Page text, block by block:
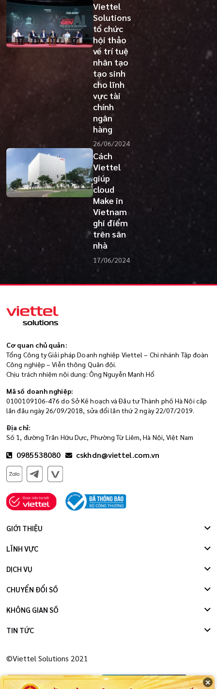
✕
Viettel
Solutions
tổ chức
hội thảo
về trí tuệ
nhân tạo
tạo sinh
cho lĩnh
vực tài
chính
ngân
hàng
26/06/2024
Cách
Viettel
giúp
cloud
Make in
Vietnam
ghi điểm
trên sân
nhà
17/06/2024
Cơ quan chủ quản:
Tổng Công ty Giải pháp Doanh nghiệp Viettel – Chi nhánh Tập đoàn
Công nghiệp – Viễn thông Quân đội.
Chịu trách nhiệm nội dung: Ông Nguyễn Mạnh Hổ
Mã số doanh nghiệp:
0100109106-476 do Sở Kế hoạch và Đầu tư Thành phố Hà Nội cấp
lần đầu ngày 26/09/2018, sửa đổi lần thứ 2 ngày 22/07/2019.
Địa chỉ:
Số 1, đường Trần Hữu Dực, Phường Từ Liêm, Hà Nội, Việt Nam
0985538080 cskhdn@viettel.com.vn
GIỚI THIỆU
LĨNH VỰC
DỊCH VỤ
CHUYỂN ĐỔI SỐ
KHÔNG GIAN SỐ
TIN TỨC
©Viettel Solutions 2021